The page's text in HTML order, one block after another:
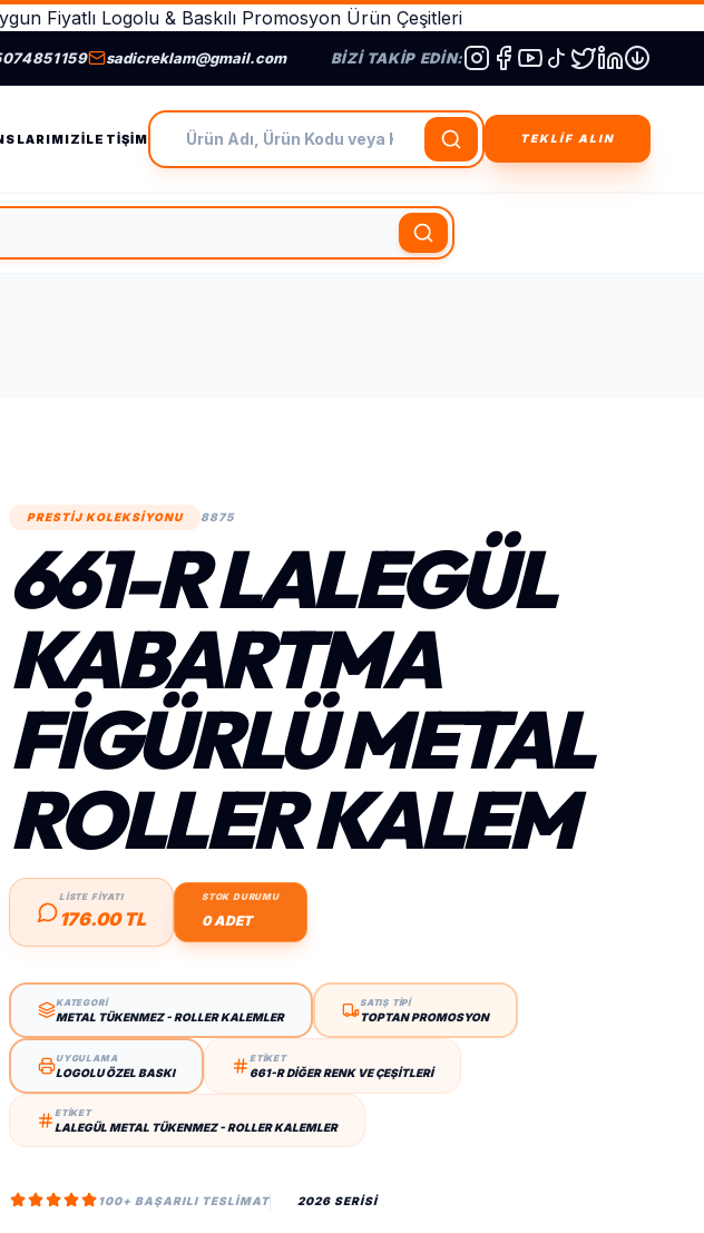
Fiyatlı Logolu & Baskılı Promosyon Ürün Çeşitleri
sadicreklam@gmail.com BIZI TAKIP EDIN:
İLETIŞIM
Ürün Adı, Ürün Kodu veya Kategori Ara
TEKLİF ALIN
PRESTİJ KOLEKSİYONU 8875
661-R LALEGÜL
KABARTMA
FIGÜRLÜ METAL
ROLLER KALEM
LİSTE FİYATI
176.00 TL
STOK DURUMU
0 ADET
KATEGORİ
METAL TÜKENMEZ - ROLLER KALEMLER
SATIŞ TİPİ
TOPTAN PROMOSYON
UYGULAMA
LOGOLU ÖZEL BASKI
ETİKET
661-R DIĞER RENK VE ÇEŞITLERI
ETİKET
LALEGÜL METAL TÜKENMEZ - ROLLER KALEMLER
100+ BAŞARILI TESLIMAT 2026 SERİSİ